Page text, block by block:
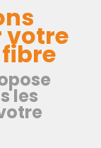
votre
les